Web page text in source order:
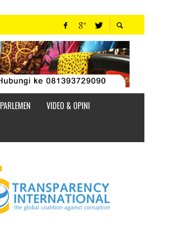
PARLEMEN VIDEO & OPINI